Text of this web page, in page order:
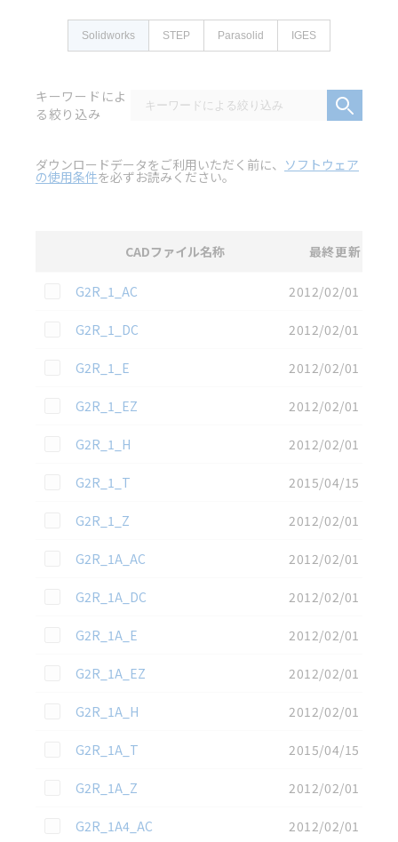
Solidworks STEP Parasolid IGES
キーワードによ
る絞り込み
ダウンロードデータをご利用いただく前に、 ソフトウェア
の使用条件を必ずお読みください。
CADファイル名称 最終更新
この資料を選択
G2R_1_AC
2012/02/01
この資料を選択
G2R_1_DC
2012/02/01
この資料を選択
G2R_1_E
2012/02/01
この資料を選択
G2R_1_EZ
2012/02/01
この資料を選択
G2R_1_H
2012/02/01
この資料を選択
G2R_1_T
2015/04/15
この資料を選択
G2R_1_Z
2012/02/01
この資料を選択
G2R_1A_AC
2012/02/01
この資料を選択
G2R_1A_DC
2012/02/01
この資料を選択
G2R_1A_E
2012/02/01
この資料を選択
G2R_1A_EZ
2012/02/01
この資料を選択
G2R_1A_H
2012/02/01
この資料を選択
G2R_1A_T
2015/04/15
この資料を選択
G2R_1A_Z
2012/02/01
この資料を選択
G2R_1A4_AC 2012/02/01